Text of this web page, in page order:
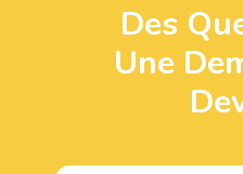
Des
Une